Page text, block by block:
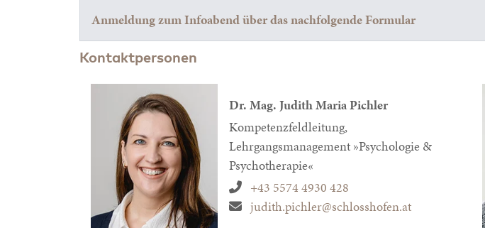
Anmeldung zum Infoabend über das nachfolgende Formular
Kontaktpersonen
Dr. Mag. Judith Maria Pichler
Kompetenzfeldleitung,
Lehrgangsmanagement »Psychologie &
Psychotherapie«
+43 5574 4930 428
judith.pichler@schlosshofen.at